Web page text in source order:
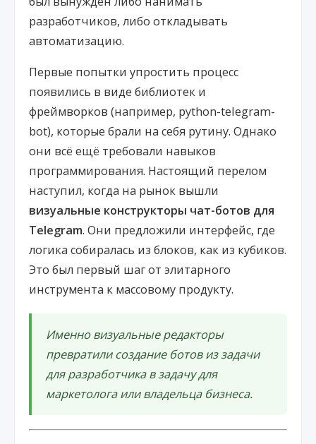
разработчиков, либо откладывать
автоматизацию.
Первые попытки упростить процесс
появились в виде библиотек и
фреймворков (например, python-telegram-
bot), которые брали на себя рутину. Однако
они всё ещё требовали навыков
программирования. Настоящий перелом
наступил, когда на рынок вышли
визуальные конструкторы чат-ботов для
Telegram. Они предложили интерфейс, где
логика собиралась из блоков, как из кубиков.
Это был первый шаг от элитарного
инструмента к массовому продукту.
Именно визуальные редакторы
превратили создание ботов из задачи
для разработчика в задачу для
маркетолога или владельца бизнеса.